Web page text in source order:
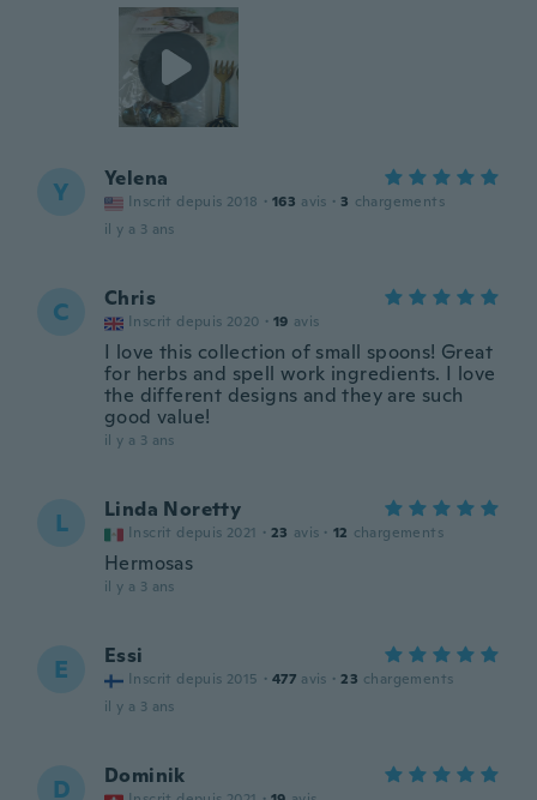
Y Yelena
Inscrit depuis 2018 · 163 avis · 3 chargements
il y a 3 ans
C Chris
Inscrit depuis 2020 · 19 avis
I love this collection of small spoons! Great
for herbs and spell work ingredients. I love
the different designs and they are such
good value!
il y a 3 ans
L Linda Noretty
Inscrit depuis 2021 · 23 avis · 12 chargements
Hermosas
il y a 3 ans
E Essi
Inscrit depuis 2015 · 477 avis · 23 chargements
il y a 3 ans
D Dominik